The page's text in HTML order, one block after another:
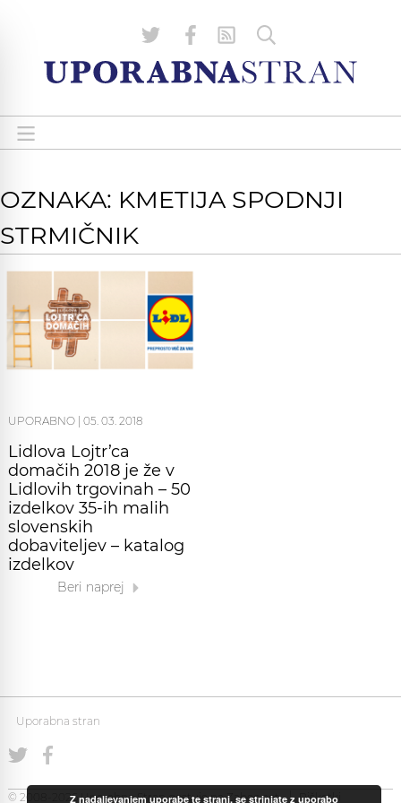
OZNAKA: KMETIJA SPODNJI
STRMIČNIK
UPORABNO 05. 03. 2018
Lidlova Lojtr’ca
domačih 2018 je že v
Lidlovih trgovinah – 50
izdelkov 35-ih malih
slovenskih
dobaviteljev – katalog
izdelkov
Beri naprej
Uporabna stran
© 2008-2026 Uporabna Stran gostuje naZabec.net Piškotki
Z nadaljevanjem uporabe te strani, se strinjate z uporabo